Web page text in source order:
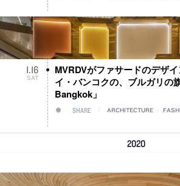
1.16
SAT
MVRDVがファサードのデザ
イ・バンコクの、ブルガリの
Bangkok」
SHARE ARCHITECTURE
2020